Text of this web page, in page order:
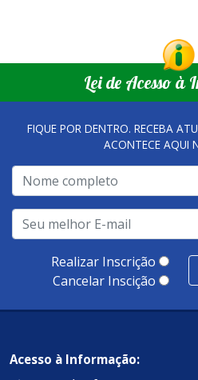
Lei de Acesso
FIQUE POR DENTRO. RECEBA
ACONTECE AQUI
Realizar Inscrição
Cancelar Inscição
Acesso à Informação: